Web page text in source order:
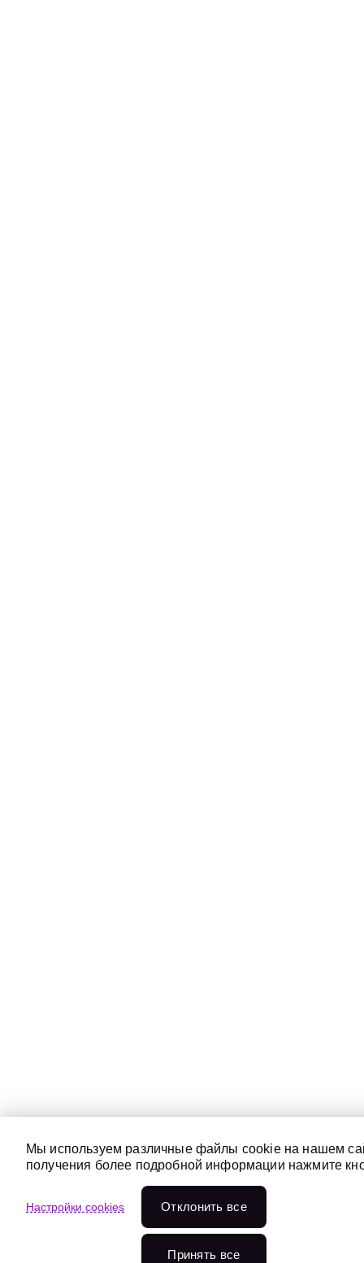
Мы используем различные файлы cookie на нашем
получения более подробной информации нажмите
Настройки cookies Отклонить всe
Принять все